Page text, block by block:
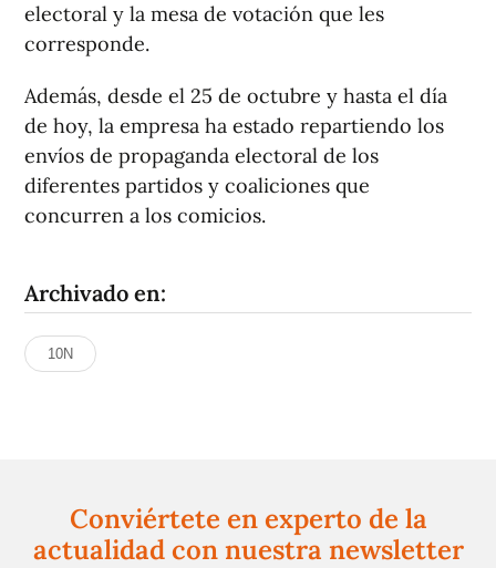
electoral y la mesa de votación que les
corresponde.
Además, desde el 25 de octubre y hasta el día
de hoy, la empresa ha estado repartiendo los
envíos de propaganda electoral de los
diferentes partidos y coaliciones que
concurren a los comicios.
Archivado en:
10N
Conviértete en experto de la
actualidad con nuestra newsletter